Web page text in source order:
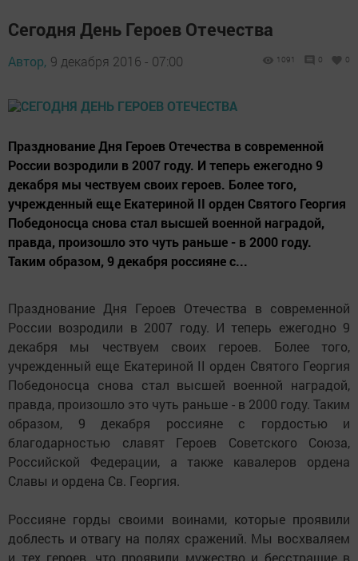
Сегодня День Героев Отечества
Автор, 9 декабря 2016 - 07:00 1091 0 0
Празднование Дня Героев Отечества в современной
России возродили в 2007 году. И теперь ежегодно 9
декабря мы чествуем своих героев. Более того,
учрежденный еще Екатериной II орден Святого Георгия
Победоносца снова стал высшей военной наградой,
правда, произошло это чуть раньше - в 2000 году.
Таким образом, 9 декабря россияне с...
Празднование Дня Героев Отечества в современной
России возродили в 2007 году. И теперь ежегодно 9
декабря мы чествуем своих героев. Более того,
учрежденный еще Екатериной II орден Святого Георгия
Победоносца снова стал высшей военной наградой,
правда, произошло это чуть раньше - в 2000 году. Таким
образом, 9 декабря россияне с гордостью и
благодарностью славят Героев Советского Союза,
Российской Федерации, а также кавалеров ордена
Славы и ордена Св. Георгия.
Россияне горды своими воинами, которые проявили
доблесть и отвагу на полях сражений. Мы восхваляем
и тех героев, что проявили мужество и бесстрашие в